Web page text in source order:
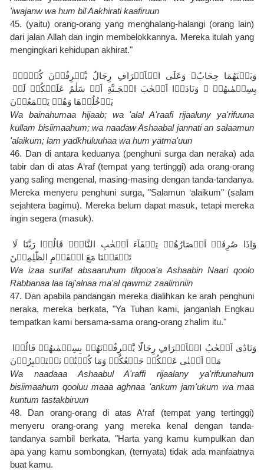
'iwajanw wa hum bil Aakhirati kaafiruun
45. (yaitu) orang-orang yang menghalang-halangi (orang lain)
dari jalan Allah dan ingin membelokkannya. Mereka itulah yang
mengingkari kehidupan akhirat."
يَدۡخُلُوۡهَا وَهُمۡ يَطۡمَعُوۡنَ
Wa bainahumaa hijaab; wa 'alal A'raafi rijaaluny ya'rifuuna
kullam bisiimaahum; wa naadaw Ashaabal jannati an salaamun
'alaikum; lam yadkhuluuhaa wa hum yatma'uun
46. Dan di antara keduanya (penghuni surga dan neraka) ada
tabir dan di atas A‘raf (tempat yang tertinggi) ada orang-orang
yang saling mengenal, masing-masing dengan tanda-tandanya.
Mereka menyeru penghuni surga, "Salamun ‘alaikum" (salam
sejahtera bagimu). Mereka belum dapat masuk, tetapi mereka
ingin segera (masuk).
تَجۡعَلۡنَا مَعَ الۡقَوۡمِ الظّٰلِمِيۡنَ
Wa izaa surifat absaaruhum tilqooa'a Ashaabin Naari qoolo
Rabbanaa laa taj'alnaa ma'al qawmiz zaalimniin
47. Dan apabila pandangan mereka dialihkan ke arah penghuni
neraka, mereka berkata, "Ya Tuhan kami, janganlah Engkau
tempatkan kami bersama-sama orang-orang zhalim itu."
مَاۤ اَغۡنٰى عَنۡكُمۡ جَمۡعُكُمۡ وَمَا كُنۡتُمۡ تَسۡتَكۡبِرُوۡنَ‏
Wa naadaaa Ashaabul A'raffi rijaalany ya'rifuunahum
bisiimaahum qooluu maaa aghnaa 'ankum jam'ukum wa maa
kuntum tastakbiruun
48. Dan orang-orang di atas A‘raf (tempat yang tertinggi)
menyeru orang-orang yang mereka kenal dengan tanda-
tandanya sambil berkata, "Harta yang kamu kumpulkan dan
apa yang kamu sombongkan, (ternyata) tidak ada manfaatnya
buat kamu.